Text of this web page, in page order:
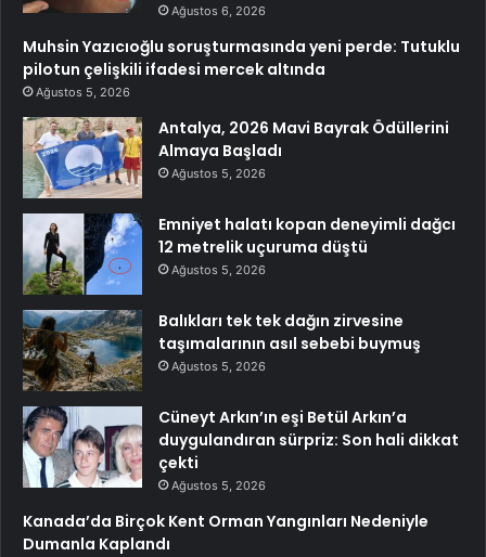
Ağustos 6, 2026
Muhsin Yazıcıoğlu soruşturmasında yeni perde: Tutuklu
pilotun çelişkili ifadesi mercek altında
Ağustos 5, 2026
Antalya, 2026 Mavi Bayrak Ödüllerini
Almaya Başladı
Ağustos 5, 2026
Emniyet halatı kopan deneyimli dağcı
12 metrelik uçuruma düştü
Ağustos 5, 2026
Balıkları tek tek dağın zirvesine
taşımalarının asıl sebebi buymuş
Ağustos 5, 2026
Cüneyt Arkın’ın eşi Betül Arkın’a
duygulandıran sürpriz: Son hali dikkat
çekti
Ağustos 5, 2026
Kanada’da Birçok Kent Orman Yangınları Nedeniyle
Dumanla Kaplandı